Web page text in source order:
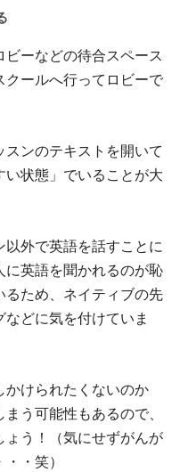
ーなどの待合スペース
クールへ行ってロビーで
ンのテキストを開いて
状態」でいることが大
外で英語を話すことに
に英語を聞かれるのが恥
ため、ネイティブの先
どに気を付けていま
かけられたくないのか
う可能性もあるので、
ょう！（気にせずがんが
・笑）